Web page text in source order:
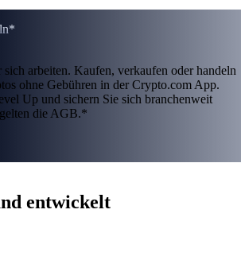
arbeiten. Kaufen, verkaufen oder handeln
ohne Gebühren in der Crypto.com App.
Up und sichern Sie sich branchenweit
die AGB.*
entwickelt